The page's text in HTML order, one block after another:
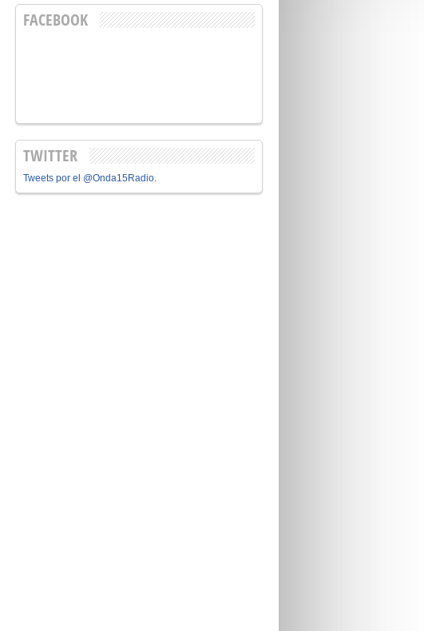
FACEBOOK
TWITTER
Tweets por el @Onda15Radio.